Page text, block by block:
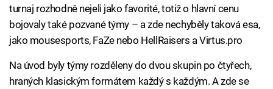
turnaj rozhodně nejeli jako favorité, totiž o hlavní cenu
bojovaly také pozvané týmy – a zde nechyběly taková esa,
jako mousesports, FaZe nebo HellRaisers a Virtus.pro
Na úvod byly týmy rozděleny do dvou skupin po čtyřech,
hraných klasickým formátem každý s každým. A zde se